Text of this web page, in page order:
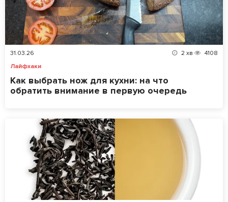
31.03.26 2 хв
4108
Лайфхаки
Как выбрать нож для кухни: на что
обратить внимание в первую очередь